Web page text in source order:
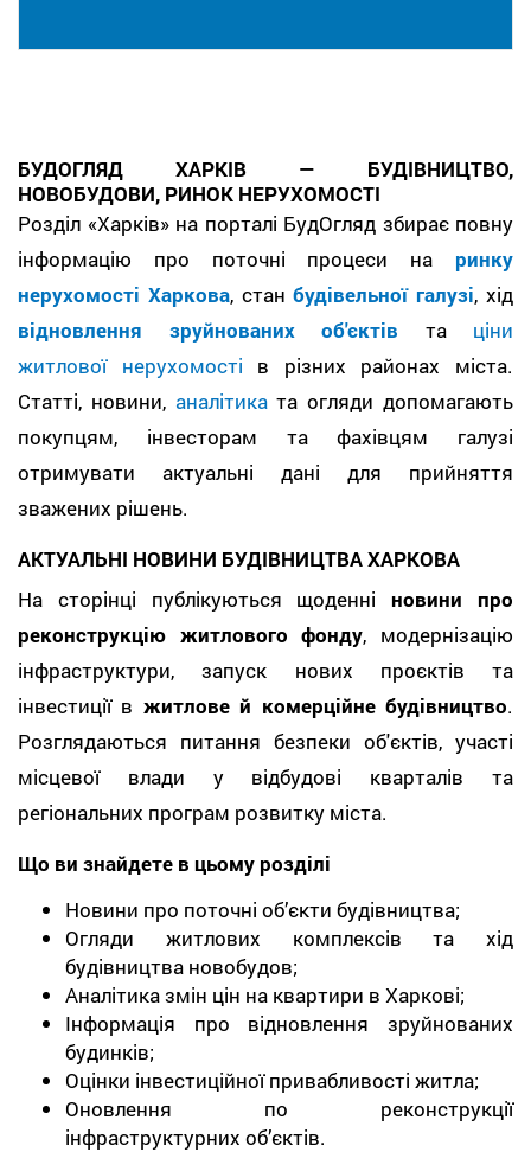
БУДОГЛЯД ХАРКІВ — БУДІВНИЦТВО,
НОВОБУДОВИ, РИНОК НЕРУХОМОСТІ
Розділ «Харків» на порталі БудОгляд збирає повну
інформацію про поточні процеси на ринку
нерухомості Харкова, станбудівельної галузі, хід
відновлення зруйнованих об'єктів та ціни
житлової нерухомості в різних районах міста.
Статті, новини, аналітиката огляди допомагають
покупцям, інвесторам та фахівцям галузі
отримувати актуальні дані для прийняття
зважених рішень.
АКТУАЛЬНІ НОВИНИ БУДІВНИЦТВА ХАРКОВА
На сторінці публікуються щоденніновини про
реконструкцію житлового фонду, модернізацію
інфраструктури, запуск нових проєктів та
інвестиції в житлове й комерційне будівництво.
Розглядаються питання безпеки об'єктів, участі
місцевої влади у відбудові кварталів та
регіональних програм розвитку міста.
Що ви знайдете в цьому розділі
Новини про поточні об’єкти будівництва;
Огляди житлових комплексів та хід
будівництва новобудов;
Аналітика змін цін на квартири в Харкові;
Інформація про відновлення зруйнованих
будинків;
Оцінки інвестиційної привабливості житла;
Оновлення по реконструкції
інфраструктурних об’єктів.